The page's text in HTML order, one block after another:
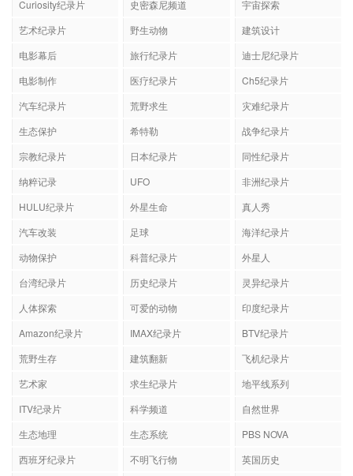
Curiosity纪录片 史密森尼频道
宇宙探索
艺术纪录片
野生动物
建筑设计
电影幕后
旅行纪录片
迪士尼纪录片
电影制作
医疗纪录片
Ch5纪录片
汽车纪录片
荒野求生
灾难纪录片
生态保护
希特勒
战争纪录片
宗教纪录片
日本纪录片
同性纪录片
纳粹记录
UFO
非洲纪录片
HULU纪录片
外星生命
真人秀
汽车改装
足球
海洋纪录片
动物保护
科普纪录片
外星人
台湾纪录片
历史纪录片
灵异纪录片
人体探索
可爱的动物
印度纪录片
Amazon纪录片
IMAX纪录片
BTV纪录片
荒野生存
建筑翻新
飞机纪录片
艺术家
求生纪录片
地平线系列
ITV纪录片
科学频道
自然世界
生态地理
生态系统
PBS NOVA
西班牙纪录片
不明飞行物
英国历史